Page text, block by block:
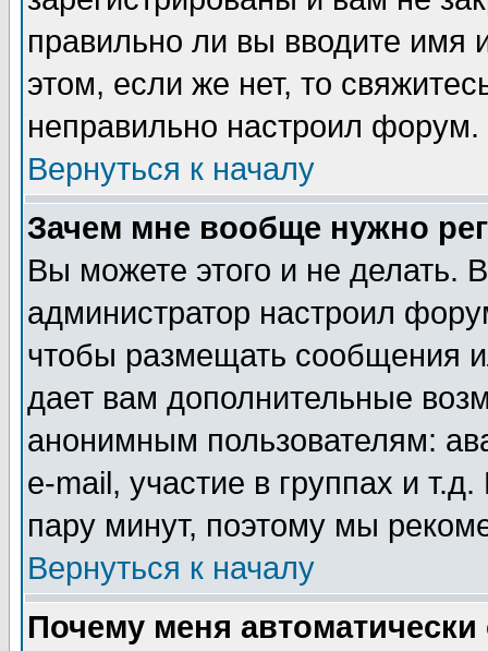
правильно ли вы вводите
этом, если же нет, то
неправильно настроил форум.
Вернуться к началу
Зачем мне вообще нужно
Вы можете этого и не делать.
администратор настроил
чтобы размещать сообщения
дает вам дополнительные
анонимным пользователям:
e-mail, участие в группах и
пару минут, поэтому мы
Вернуться к началу
Почему меня автоматически